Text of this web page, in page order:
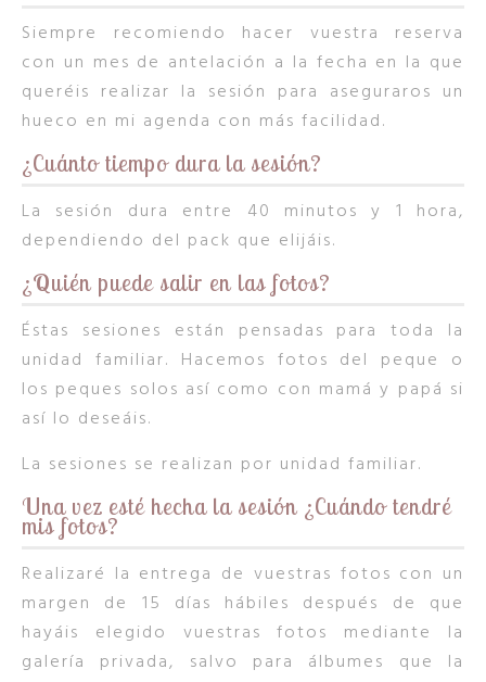
Siempre recomiendo hacer vuestra reserva
con un mes de antelación a la fecha en la que
queréis realizar la sesión para aseguraros un
hueco en mi agenda con más facilidad.
¿Cuánto tiempo dura la sesión?
La sesión dura entre 40 minutos y 1 hora,
dependiendo del pack que elijáis.
¿Quién puede salir en las fotos?
Éstas sesiones están pensadas para toda la
unidad familiar. Hacemos fotos del peque o
los peques solos así como con mamá y papá si
así lo deseáis.
La sesiones se realizan por unidad familiar.
Una vez esté hecha la sesión ¿Cuándo tendré
mis fotos?
Realizaré la entrega de vuestras fotos con un
margen de 15 días hábiles después de que
hayáis elegido vuestras fotos mediante la
galería privada, salvo para álbumes que la